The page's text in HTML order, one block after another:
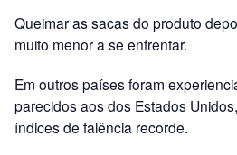
Queimar as sacas do produto
muito menor a se enfrentar.
Em outros países foram
parecidos aos dos Estados
índices de falência recorde.